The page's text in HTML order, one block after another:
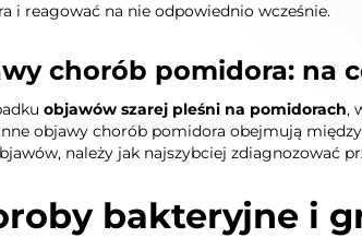
i reagować na nie odpowiednio wcześnie.
chorób pomidora: na
objawów szarej pleśni na pomidorach,
objawy chorób pomidora obejmują
należy jak najszybciej zdiagnozować
bakteryjne i